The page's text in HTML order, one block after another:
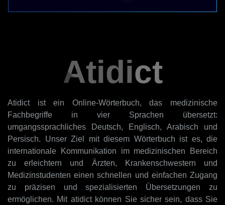
Atidict
Atidict ist ein Online-Wörterbuch, das medizinische
Fachbegriffe in vier Sprachen übersetzt:
umgangssprachliches Deutsch, Englisch, Arabisch und
Persisch. Unser Ziel mit diesem Wörterbuch ist es, die
internationale Kommunikation im medizinischen Bereich
zu erleichtern und Ärzten, Krankenschwestern und
Medizinstudenten einen schnellen und einfachen Zugang
zu präzisen und spezialisierten Übersetzungen zu
ermöglichen. Mit atidict können Sie sicher sein, dass Sie